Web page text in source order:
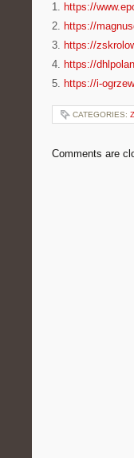
1. https://
2. https://
3. https://
4. https://
5. https://i-
CATEGORIES:
Comments are